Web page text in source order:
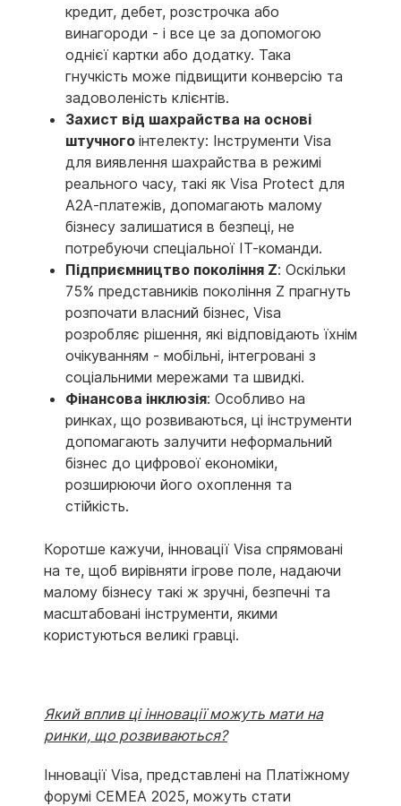
кредит, дебет, розстрочка або
винагороди - і все це за допомогою
однієї картки або додатку. Така
гнучкість може підвищити конверсію та
задоволеність клієнтів.
Захист від шахрайства на основі
штучного інтелекту: Інструменти Visa
для виявлення шахрайства в режимі
реального часу, такі як Visa Protect для
A2A-платежів, допомагають малому
бізнесу залишатися в безпеці, не
потребуючи спеціальної ІТ-команди.
Підприємництво покоління Z: Оскільки
75% представників покоління Z прагнуть
розпочати власний бізнес, Visa
розробляє рішення, які відповідають їхнім
очікуванням - мобільні, інтегровані з
соціальними мережами та швидкі.
Фінансова інклюзія: Особливо на
ринках, що розвиваються, ці інструменти
допомагають залучити неформальний
бізнес до цифрової економіки,
розширюючи його охоплення та
стійкість.
Коротше кажучи, інновації Visa спрямовані
на те, щоб вирівняти ігрове поле, надаючи
малому бізнесу такі ж зручні, безпечні та
масштабовані інструменти, якими
користуються великі гравці.
Який вплив ці інновації можуть мати на
ринки, що розвиваються?
Інновації Visa, представлені на Платіжному
форумі CEMEA 2025, можуть стати